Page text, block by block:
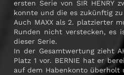
ersten Serie von SIR HENRY
konnte und die es zukünftig
Auch MAXX als 2. platzierter
Runden nicht verstecken, es
dieser Serie.
In der Gesamtwertung zieht
Platz 1 vor. BERNIE hat er
auf dem Habenkonto überholt